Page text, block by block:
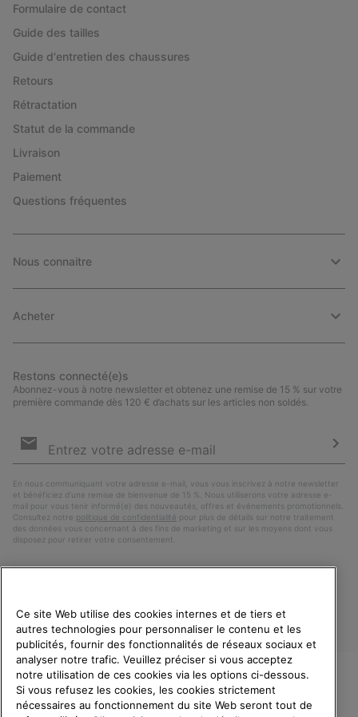
Formulaire de contact
Guide des tailles
Guide d'entretien des chaussures
Retours
Rétractation
Statut de la commande
Livraison
Paiement
Questions fréquentes
Nous connaitre
Acheter
Restons connecté(e)s
Abonnez-vous à notre newsletter et obtenez une remise de 15 % sur votre
première commande dès 120 € d’achats sur les articles non soldés.
par
En nous communiquant votre adresse e-mail, vous vous inscrivez à notre newsletter
et bénéficiez d’une remise de bienvenue de 15 %. Nous utiliserons votre adresse e-
mail pour vous tenir informé(e) des nouveautés, offres et événements promotionnels.
Consultez notre politique de confidentialité pour plus de détails sur notre traitement
des données vous concernant à des fins de marketing et sur les moyens dont vous
disposez pour retirer votre consentement.
France
BIENVENUE CHEZ SOREL.
Ce site Web utilise des cookies internes et de tiers et
autres technologies pour personnaliser le contenu et les
publicités, fournir des fonctionnalités de réseaux sociaux et
analyser notre trafic. Veuillez préciser si vous acceptez
notre utilisation de ces cookies via les options ci-dessous.
Si vous refusez les cookies, les cookies strictement
nécessaires au fonctionnement du site Web seront tout de